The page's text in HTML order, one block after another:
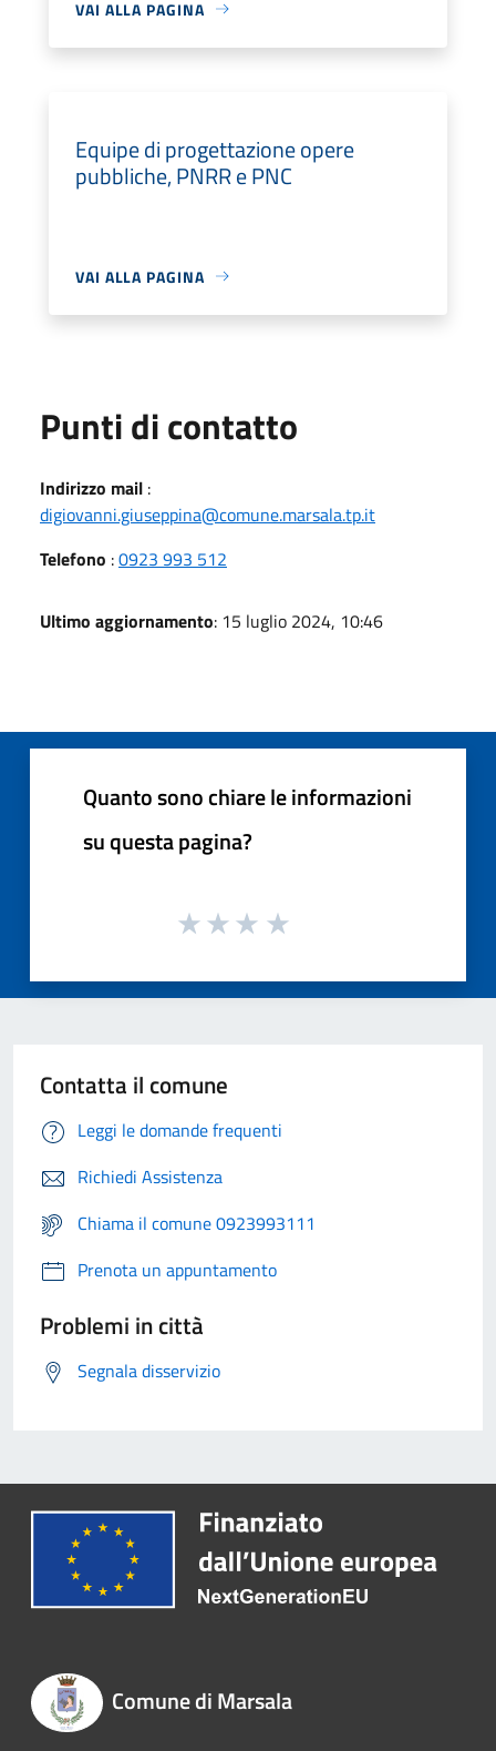
VAI ALLA PAGINA
Equipe di progettazione opere
pubbliche, PNRR e PNC
VAI ALLA PAGINA
Punti di contatto
Indirizzo mail :
digiovanni.giuseppina@comune.marsala.tp.it
Telefono :0923 993 512
Ultimo aggiornamento: 15 luglio 2024, 10:46
Quanto sono chiare le informazioni
su questa pagina?
Contatta il comune
Leggi le domande frequenti
Richiedi Assistenza
Chiama il comune 0923993111
Prenota un appuntamento
Problemi in città
Segnala disservizio
Comune di Marsala